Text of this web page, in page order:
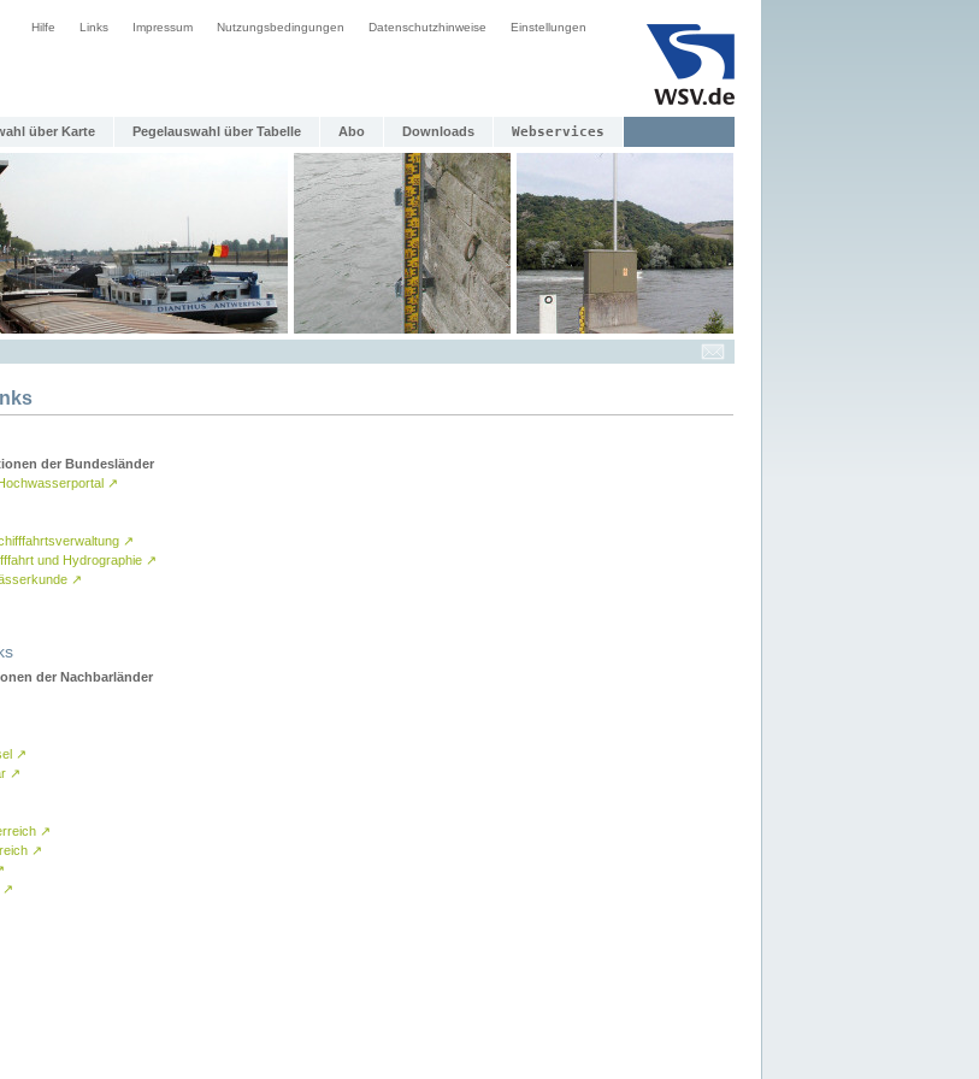
Hilfe Links Impressum Nutzungsbedingungen Datenschutzhinweise Einstellungen
über Karte Pegelauswahl über Tabelle Abo Downloads Webservices
der Bundesländer
↗
↗
und Hydrographie ↗
↗
der Nachbarländer
↗
↗
↗
↗
↗